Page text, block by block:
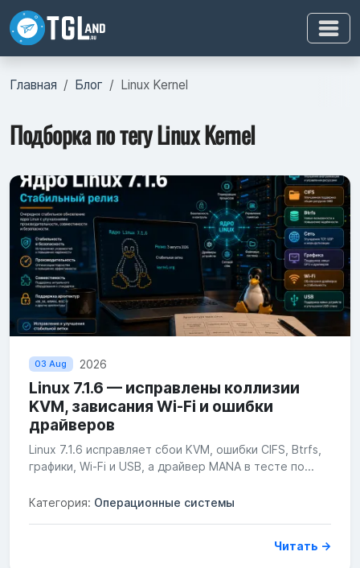
Главная Блог Linux Kernel
Подборка по тегу Linux Kernel
03 Aug 2026
Linux 7.1.6 — исправлены коллизии
KVM, зависания Wi‑Fi и ошибки
драйверов
Linux 7.1.6 исправляет сбои KVM, ошибки CIFS, Btrfs,
графики, Wi‑Fi и USB, а драйвер MANA в тесте по...
Категория: Операционные системы
Читать →